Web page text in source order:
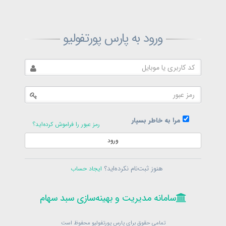
ورود به پارس پورتفولیو
مرا به خاطر بسپار
رمز عبور را فراموش کرده‌اید؟
ورود
هنوز ثبت‌نام نکرده‌اید؟ ایجاد حساب
سامانه مدیریت و بهینه‌سازی سبد سهام
تمامی حقوق برای پارس پورتفولیو محفوظ است
ثبت‌نام پارس پورتفولیو
ثبت‌نام
در حال حاضر عضو هستید؟فرم ورود
سامانه مدیریت و بهینه‌سازی سبد سهام
بازیابی رمز پارس پورتفولیو
در حال حاضر عضو هستید؟
سامانه مدیریت و بهینه‌سازی سبد سهام
تمامی حقوق برای پارس پورتفولیو محفوظ است